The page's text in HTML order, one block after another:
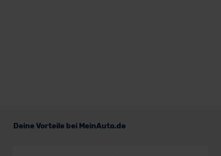
Deine Vorteile bei MeinAuto.de